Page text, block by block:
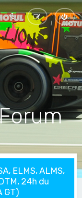
ELMS, ALMS,
24h du
GT)